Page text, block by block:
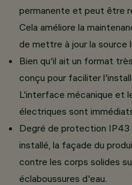
permanente et peut être
Cela améliore la
de mettre à jour la source
Bien qu'il ait un format
conçu pour faciliter
L'interface mécanique et
électriques sont
Degré de protection IP43
installé, la façade du
contre les corps solides
éclaboussures d'eau.